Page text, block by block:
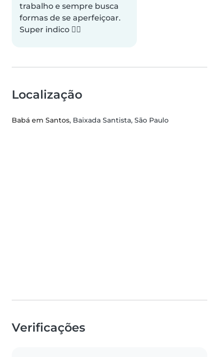
trabalho e sempre busca
formas de se aperfeiçoar.
Super indico 👍🏽
Localização
Babá em Santos, Baixada Santista, São Paulo
Verificações